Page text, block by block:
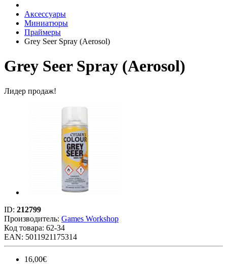
Аксессуары
Миниатюры
Праймеры
Grey Seer Spray (Aerosol)
Grey Seer Spray (Aerosol)
Лидер продаж!
ID: 212799
Производитель: Games Workshop
Код товара: 62-34
EAN: 5011921175314
16,00€